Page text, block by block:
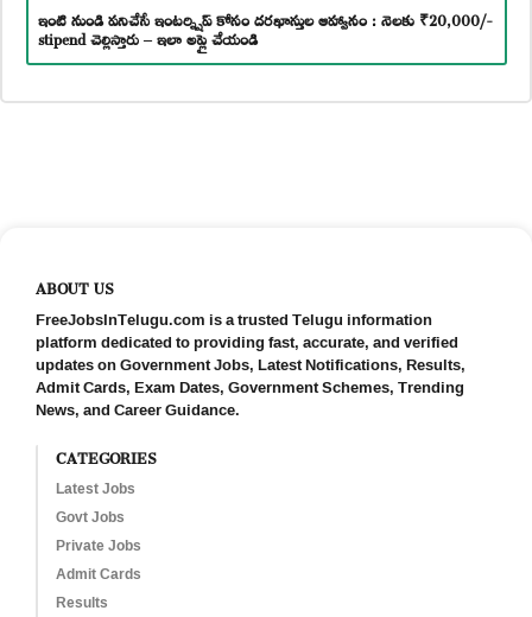
ఇంటి నుండి పనిచేసే ఇంటర్న్షిప్ కోసం దరఖాస్తుల ఆహ్వానం : నెలకు ₹20,000/-
stipend చెల్లిస్తారు – ఇలా అప్లై చేయండి
ABOUT US
FreeJobsInTelugu.com is a trusted Telugu information
platform dedicated to providing fast, accurate, and verified
updates on Government Jobs, Latest Notifications, Results,
Admit Cards, Exam Dates, Government Schemes, Trending
News, and Career Guidance.
CATEGORIES
Latest Jobs
Govt Jobs
Private Jobs
Admit Cards
Results